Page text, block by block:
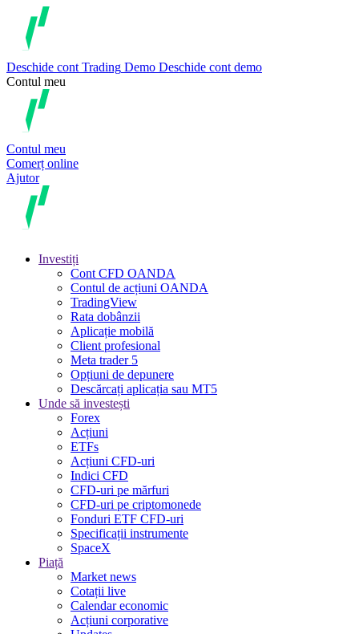
Deschide cont Trading Demo Deschide cont demo
Contul meu
Contul meu
Comerț online
Ajutor
Investiți
Cont CFD OANDA
Contul de acțiuni OANDA
TradingView
Rata dobânzii
Aplicație mobilă
Client profesional
Meta trader 5
Opțiuni de depunere
Descărcați aplicația sau MT5
Unde să investești
Forex
Acțiuni
ETFs
Acțiuni CFD-uri
Indici CFD
CFD-uri pe mărfuri
CFD-uri pe criptomonede
Fonduri ETF CFD-uri
Specificații instrumente
SpaceX
Piață
Market news
Cotații live
Calendar economic
Acțiuni corporative